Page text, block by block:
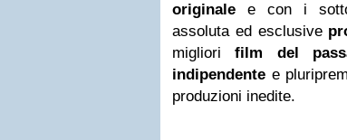
originale e con i
assoluta ed esclusive
migliorifilm del
indipendente e
produzioni inedite.